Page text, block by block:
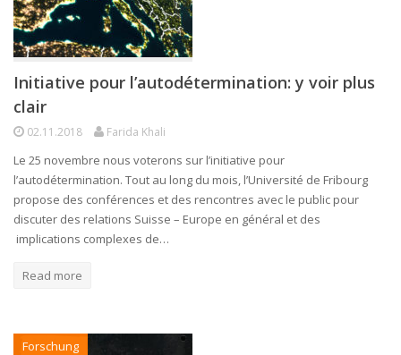
Initiative pour l’autodétermination: y voir plus
clair
02.11.2018 Farida Khali
Le 25 novembre nous voterons sur l’initiative pour
l’autodétermination. Tout au long du mois, l’Université de Fribourg
propose des conférences et des rencontres avec le public pour
discuter des relations Suisse – Europe en général et des
implications complexes de…
Read more
Forschung